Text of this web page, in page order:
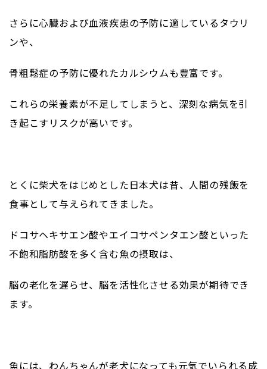
さらに心臓および血液疾患の予防に適しているタウリ
ンや、
骨粗鬆症の予防に優れたカルシウムも豊富です。
これらの栄養素が不足してしまうと、深刻な病気を引
き起こすリスクが高いです。
とくに柴犬をはじめとした日本犬は昔、人間の残飯を
食事として与えられてきました。
ドコサヘキサエン酸やエイコサペンタエン酸といった
不飽和脂肪酸を多く含む魚の摂取は、
脳の老化を遅らせ、脳を活性化させる効果が期待でき
ます。
魚には、わんちゃんが老犬になっても元気でいられる成